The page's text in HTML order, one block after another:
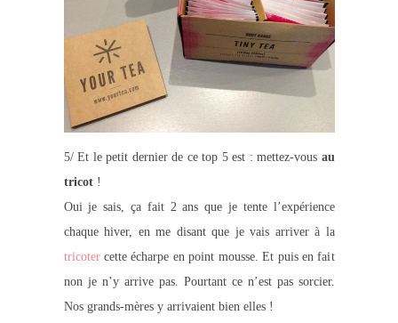
5/ Et le petit dernier de ce top 5 est : mettez-vous au
tricot!
Oui je sais, ça fait 2 ans que je tente l’expérience
chaque hiver, en me disant que je vais arriver à la
tricotercette écharpe en point mousse. Et puis en fait
non je n’y arrive pas. Pourtant ce n’est pas sorcier.
Nos grands-mères y arrivaient bien elles !